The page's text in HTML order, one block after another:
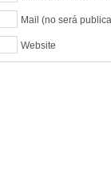
Mail (no será
Website